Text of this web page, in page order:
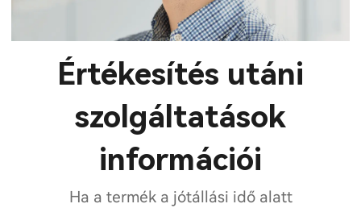
Értékesítés utáni
szolgáltatások
információi
Ha a termék a jótállási idő alatt